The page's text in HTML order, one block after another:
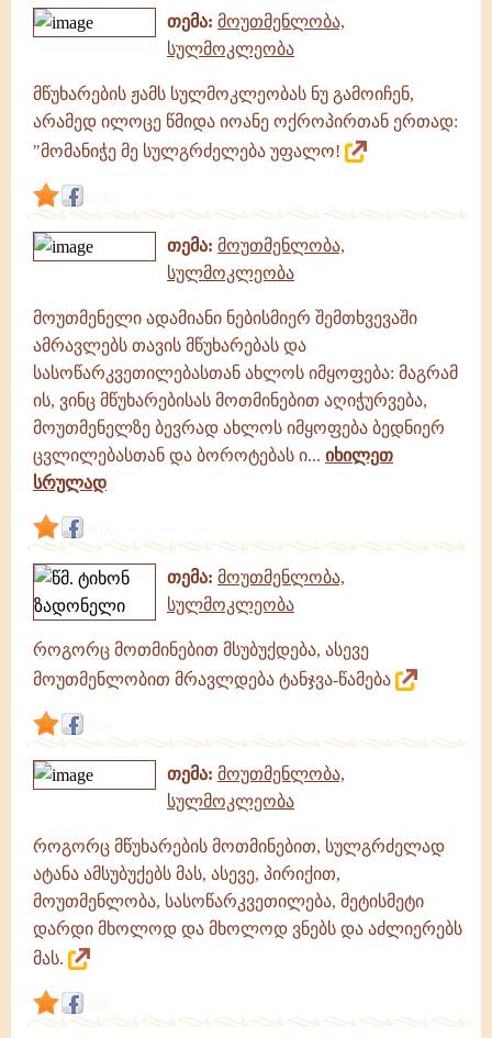
თემა: მოუთმენლობა,
სულმოკლეობა
მწუხარების ჟამს სულმოკლეობას ნუ გამოიჩენ,
არამედ ილოცე წმიდა იოანე ოქროპირთან ერთად:
"მომანიჭე მე სულგრძელება უფალო!
თემა: მოუთმენლობა,
სულმოკლეობა
მოუთმენელი ადამიანი ნებისმიერ შემთხვევაში
ამრავლებს თავის მწუხარებას და
სასოწარკვეთილებასთან ახლოს იმყოფება: მაგრამ
ის, ვინც მწუხარებისას მოთმინებით აღიჭურვება,
მოუთმენელზე ბევრად ახლოს იმყოფება ბედნიერ
ცვლილებასთან და ბოროტებას ი... იხილეთ
სრულად
თემა: მოუთმენლობა,
სულმოკლეობა
როგორც მოთმინებით მსუბუქდება, ასევე
მოუთმენლობით მრავლდება ტანჯვა-წამება
თემა: მოუთმენლობა,
სულმოკლეობა
როგორც მწუხარების მოთმინებით, სულგრძელად
ატანა ამსუბუქებს მას, ასევე, პირიქით,
მოუთმენლობა, სასოწარკვეთილება, მეტისმეტი
დარდი მხოლოდ და მხოლოდ ვნებს და აძლიერებს
მას.